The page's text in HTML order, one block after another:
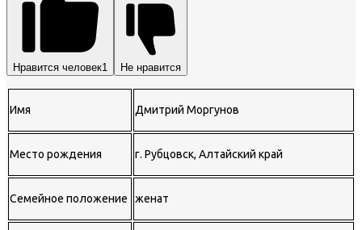
Нравится человек1 Не нравится
Имя Дмитрий Моргунов
Место рождения г. Рубцовск, Алтайский край
Семейное положение женат